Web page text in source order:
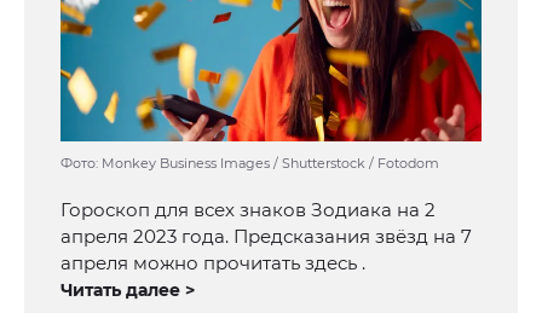
Фото: Monkey Business Images / Shutterstock / Fotodom
Гороскоп для всех знаков Зодиака на 2
апреля 2023 года. Предсказания звёзд на 7
апреля можно прочитать здесь .
Читать далее >